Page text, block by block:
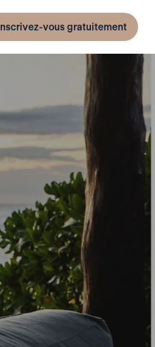
Inscrivez-vous gratuitement